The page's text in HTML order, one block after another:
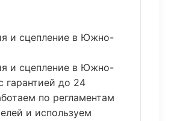
и сцепление в Южно-
и сцепление в Южно-
гарантией до 24
по регламентам
и используем